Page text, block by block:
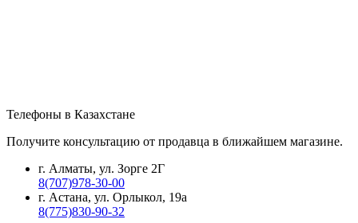
Телефоны в Казахстане
Получите консультацию от продавца в ближайшем магазине.
г. Алматы, ул. Зорге 2Г
8(707)978-30-00
г. Астана, ул. Орлыкол, 19а
8(775)830-90-32